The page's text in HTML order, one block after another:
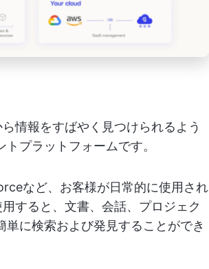
情報をすばやく見つけられるよう
プラットフォームです。
など、お客様が日常的に使用され
すると、文書、会話、プロジェク
に検索および発見することができ